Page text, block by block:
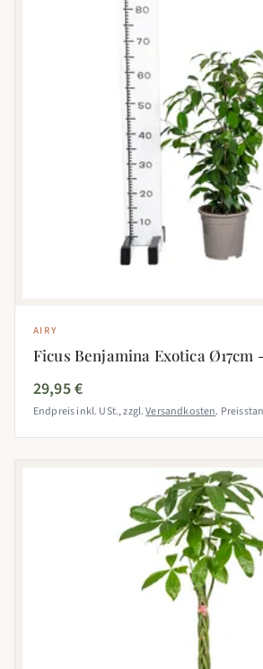
AIRY
Ficus Benjamina Exotica Ø17cm
29,95 €
Endpreis inkl. USt., zzgl.Versandkosten.